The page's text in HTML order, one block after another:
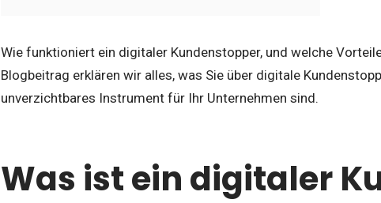
Wie funktioniert ein digitaler Kundenstopper, und welche
Blogbeitrag erklären wir alles, was Sie über digitale
unverzichtbares Instrument für Ihr Unternehmen sind.
Was ist ein digitaler